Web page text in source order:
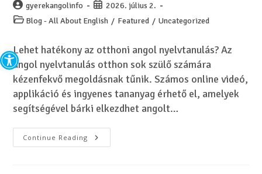
Eszköztár megnyitása
gyerekangolinfo
2026. július 2.
Blog - All About English / Featured / Uncategorized
Lehet hatékony az otthoni angol nyelvtanulás? Az
angol nyelvtanulás otthon sok szülő számára
kézenfekvő megoldásnak tűnik. Számos online videó,
applikáció és ingyenes tananyag érhető el, amelyek
segítségével bárki elkezdhet angolt…
Continue Reading